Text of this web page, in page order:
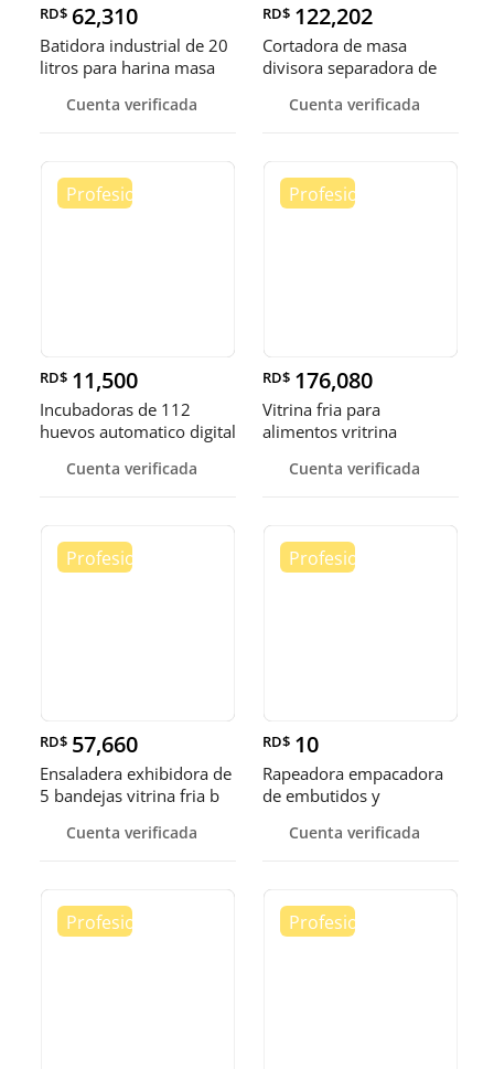
RD$ 62,310
Batidora industrial de 20
litros para harina masa
Cuenta verificada
RD$ 122,202
Cortadora de masa
divisora separadora de
Cuenta verificada
RD$ 11,500
Incubadoras de 112
huevos automatico digital
Cuenta verificada
RD$ 176,080
Vitrina fria para
alimentos vritrina
Cuenta verificada
RD$ 57,660
Ensaladera exhibidora de
5 bandejas vitrina fria b
Cuenta verificada
RD$ 10
Rapeadora empacadora
de embutidos y
Cuenta verificada